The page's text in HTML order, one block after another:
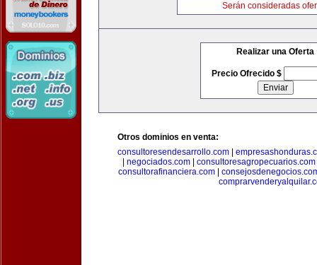
Serán consideradas
Realizar una Oferta
Precio Ofrecido $
Otros dominios en venta:
consultoresendesarrollo.com
negociados.com consultoresagropecuarios.com
consultorafinanciera.com|